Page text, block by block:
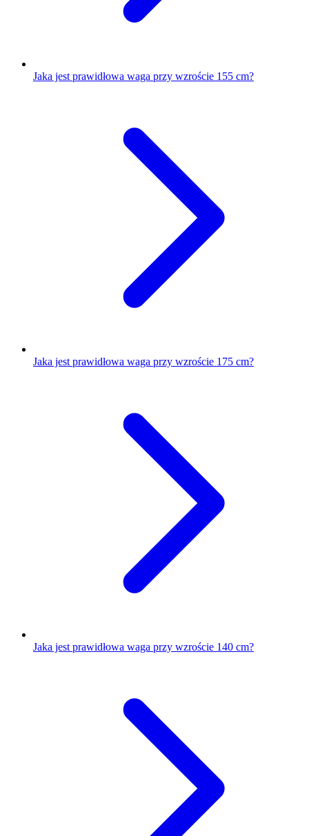
Jaka jest prawidłowa waga przy wzroście 155 cm?
Jaka jest prawidłowa waga przy wzroście 175 cm?
Jaka jest prawidłowa waga przy wzroście 140 cm?